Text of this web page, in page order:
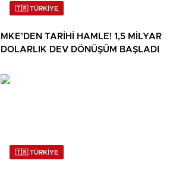
🇹🇷 TÜRKİYE
MKE’DEN TARİHİ HAMLE! 1,5 MİLYAR
DOLARLIK DEV DÖNÜŞÜM BAŞLADI
🇹🇷 TÜRKİYE